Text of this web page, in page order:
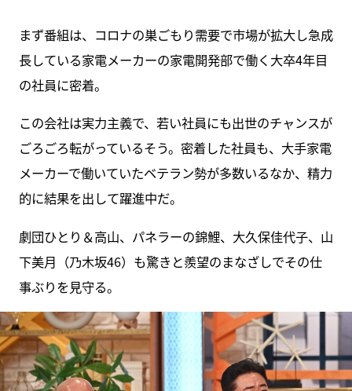
まず番組は、コロナの巣ごもり需要で市場が拡大し急成
長している家電メーカーの家電開発部で働く大卒4年目
の社員に密着。
この会社は実力主義で、若い社員にも出世のチャンスが
ごろごろ転がっているそう。密着した社員も、大手家電
メーカーで働いていたベテラン勢が多数いるなか、精力
的に結果を出して躍進中だ。
劇団ひとり＆高山、パネラーの錦鯉、大久保佳代子、山
下美月（乃木坂46）も驚きと羨望のまなざしでその仕
事ぶりを見守る。